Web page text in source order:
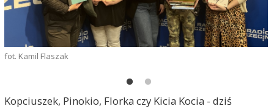
fot. Kamil Flaszak
Kopciuszek, Pinokio, Florka czy Kicia Kocia - dziś